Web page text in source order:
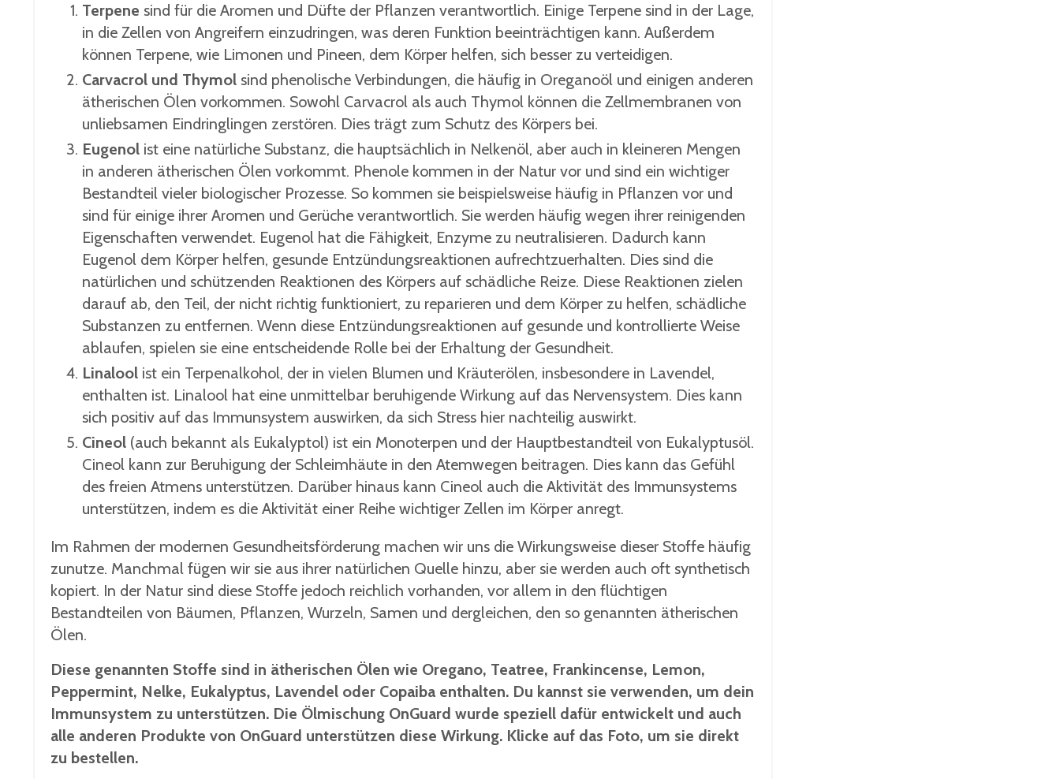
Terpene sind für die Aromen und Düfte der Pflanzen verantwortlich. Einige Terpene sind in der Lage,
in die Zellen von Angreifern einzudringen, was deren Funktion beeinträchtigen kann. Außerdem
können Terpene, wie Limonen und Pineen, dem Körper helfen, sich besser zu verteidigen.
Carvacrol und Thymol sind phenolische Verbindungen, die häufig in Oreganoöl und einigen anderen
ätherischen Ölen vorkommen. Sowohl Carvacrol als auch Thymol können die Zellmembranen von
unliebsamen Eindringlingen zerstören. Dies trägt zum Schutz des Körpers bei.
Eugenol ist eine natürliche Substanz, die hauptsächlich in Nelkenöl, aber auch in kleineren Mengen
in anderen ätherischen Ölen vorkommt. Phenole kommen in der Natur vor und sind ein wichtiger
Bestandteil vieler biologischer Prozesse. So kommen sie beispielsweise häufig in Pflanzen vor und
sind für einige ihrer Aromen und Gerüche verantwortlich. Sie werden häufig wegen ihrer reinigenden
Eigenschaften verwendet. Eugenol hat die Fähigkeit, Enzyme zu neutralisieren. Dadurch kann
Eugenol dem Körper helfen, gesunde Entzündungsreaktionen aufrechtzuerhalten. Dies sind die
natürlichen und schützenden Reaktionen des Körpers auf schädliche Reize. Diese Reaktionen zielen
darauf ab, den Teil, der nicht richtig funktioniert, zu reparieren und dem Körper zu helfen, schädliche
Substanzen zu entfernen. Wenn diese Entzündungsreaktionen auf gesunde und kontrollierte Weise
ablaufen, spielen sie eine entscheidende Rolle bei der Erhaltung der Gesundheit.
Linalool ist ein Terpenalkohol, der in vielen Blumen und Kräuterölen, insbesondere in Lavendel,
enthalten ist. Linalool hat eine unmittelbar beruhigende Wirkung auf das Nervensystem. Dies kann
sich positiv auf das Immunsystem auswirken, da sich Stress hier nachteilig auswirkt.
Cineol (auch bekannt als Eukalyptol) ist ein Monoterpen und der Hauptbestandteil von Eukalyptusöl.
Cineol kann zur Beruhigung der Schleimhäute in den Atemwegen beitragen. Dies kann das Gefühl
des freien Atmens unterstützen. Darüber hinaus kann Cineol auch die Aktivität des Immunsystems
unterstützen, indem es die Aktivität einer Reihe wichtiger Zellen im Körper anregt.
Im Rahmen der modernen Gesundheitsförderung machen wir uns die Wirkungsweise dieser Stoffe häufig
zunutze. Manchmal fügen wir sie aus ihrer natürlichen Quelle hinzu, aber sie werden auch oft synthetisch
kopiert. In der Natur sind diese Stoffe jedoch reichlich vorhanden, vor allem in den flüchtigen
Bestandteilen von Bäumen, Pflanzen, Wurzeln, Samen und dergleichen, den so genannten ätherischen
Ölen.
Diese genannten Stoffe sind in ätherischen Ölen wie Oregano, Teatree, Frankincense, Lemon,
Peppermint, Nelke, Eukalyptus, Lavendel oder Copaiba enthalten. Du kannst sie verwenden, um dein
Immunsystem zu unterstützen. Die Ölmischung OnGuard wurde speziell dafür entwickelt und auch
alle anderen Produkte von OnGuard unterstützen diese Wirkung. Klicke auf das Foto, um sie direkt
zu bestellen.